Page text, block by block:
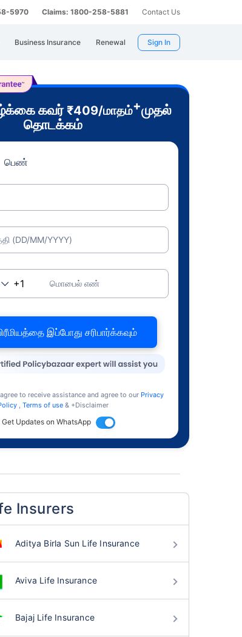
5970 Claims: 1800-258-5881 Contact Us
Business Insurance Renewal Sign In
கவர்₹409/மாதம்+முதல்
தொடக்கம்
பெண்
(DD/MM/YYYY)
மொபைல் எண்
இப்போது சரிபார்க்கவும்
to receive assistance and agree to our Privacy
Terms of use & +Disclaimer
Get Updates on WhatsApp
Insurers
Aditya Birla Sun Life Insurance
Aviva Life Insurance
Bajaj Life Insurance